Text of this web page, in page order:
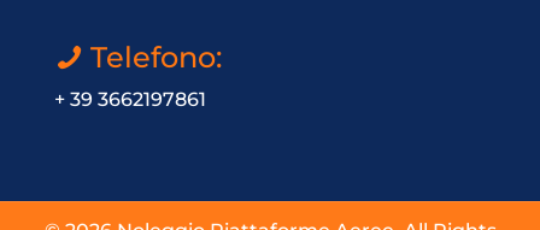
Telefono:
+ 39 3662197861